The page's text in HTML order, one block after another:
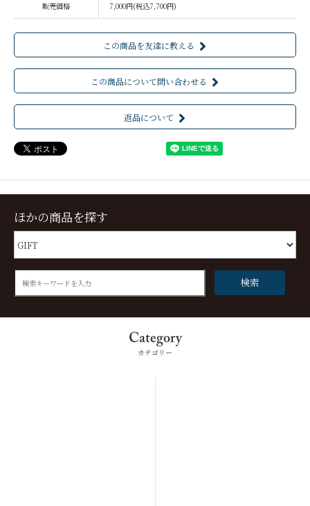
販売価格 7,000円(税込7,700円)
この商品を友達に教える
この商品について問い合わせる
返品について
ほかの商品を探す
検索
Category
カテゴリー